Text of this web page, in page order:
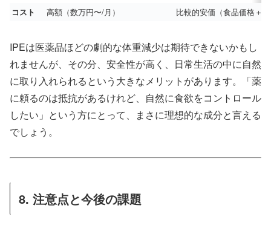
コスト 高額（数万円〜/月） 比較的安価（食品価格＋α
IPEは医薬品ほどの劇的な体重減少は期待できないかもし
れませんが、その分、安全性が高く、日常生活の中に自然
に取り入れられるという大きなメリットがあります。「薬
に頼るのは抵抗があるけれど、自然に食欲をコントロール
したい」という方にとって、まさに理想的な成分と言える
でしょう。
8. 注意点と今後の課題